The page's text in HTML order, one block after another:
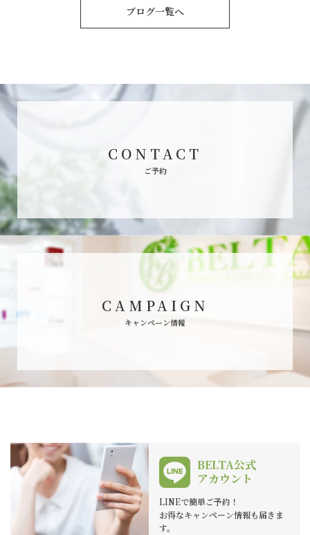
ブログ一覧へ
CONTACT
ご予約
CAMPAIGN
キャンペーン情報
BELTA公式
アカウント
LINEで簡単ご予約！
お得なキャンペーン情報も届きま
す。